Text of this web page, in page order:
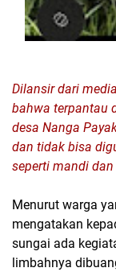
Dilansir dari
bahwa terpantau
desa Nanga
dan tidak bisa
seperti mandi
Menurut warga
mengatakan
sungai ada
limbahnya